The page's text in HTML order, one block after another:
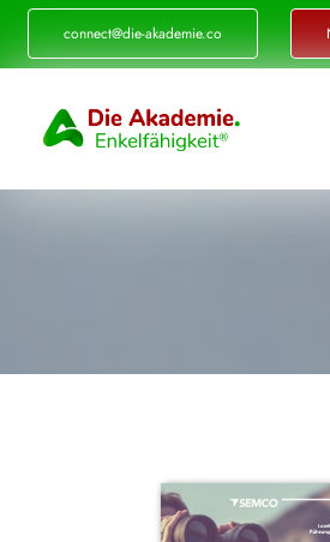
Zum
Inhalt
connect@die-akademie.co
Standorte